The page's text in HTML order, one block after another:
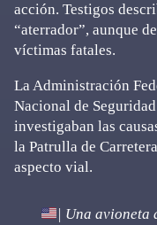
acción. Testigos
“aterrador”, aunque
víctimas fatales.
La Administración
Nacional de
investigaban las
la Patrulla de
aspecto vial.
| Una avioneta